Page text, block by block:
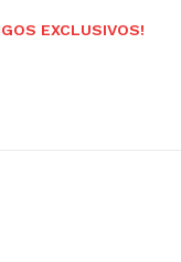
EXCLUSIVOS!